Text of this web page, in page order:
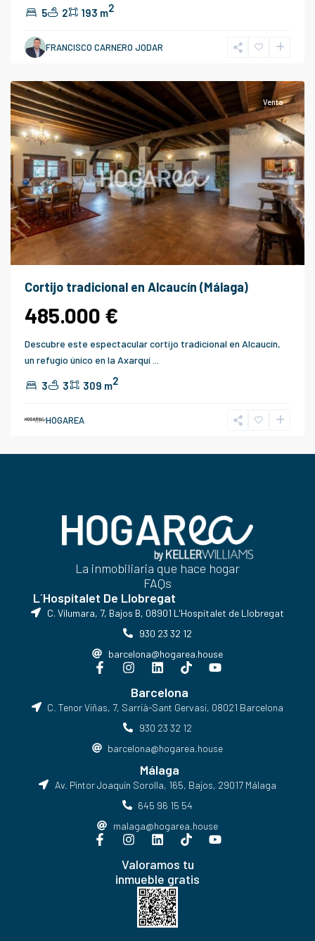
5 2 193 m2
FRANCISCO CARNERO JODAR
Venta
Cortijo tradicional en Alcaucín (Málaga)
485.000 €
Descubre este espectacular cortijo tradicional en Alcaucín,
un refugio único en la Axarquí
3 3 309 m2
HOGAREA
La inmobiliaria que hace hogar
FAQs
L´Hospitalet De Llobregat
C. Vilumara, 7, Bajos B, 08901 L'Hospitalet de Llobregat
930 23 32 12
barcelona@hogarea.house
Barcelona
C. Tenor Viñas, 7, Sarrià-Sant Gervasi, 08021 Barcelona​
930 23 32 12
barcelona@hogarea.house
Málaga
Av. Pintor Joaquín Sorolla, 165, Bajos, 29017 Málaga
645 96 15 54
malaga@hogarea.house
Valoramos tu
inmueble gratis